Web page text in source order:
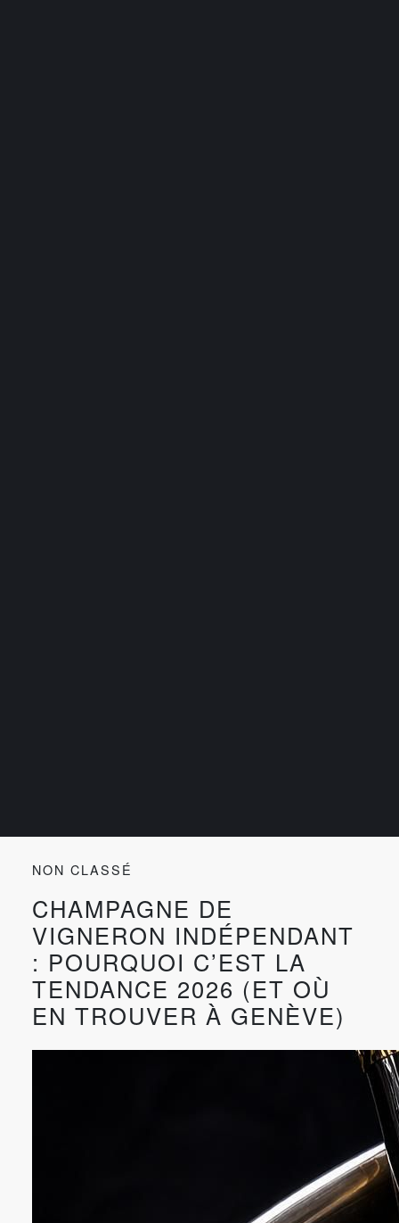
NON CLASSÉ
CHAMPAGNE DE
VIGNERON INDÉPENDANT
: POURQUOI C’EST LA
TENDANCE 2026 (ET OÙ
EN TROUVER À GENÈVE)